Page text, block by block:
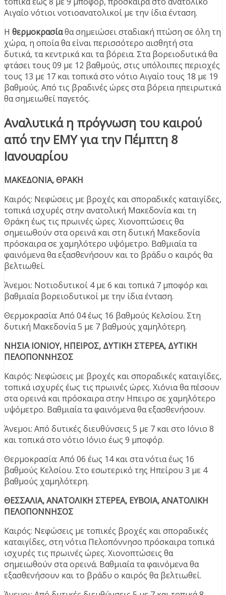
Αιγαίο νότιοι νοτιοανατολικοί με την ίδια ένταση.
Η θερμοκρασίαθα σημειώσει σταδιακή πτώση σε όλη τη
χώρα, η οποία θα είναι περισσότερο αισθητή στα
δυτικά, τα κεντρικά και τα βόρεια. Στα βορειοδυτικά θα
φτάσει τους 09 με 12 βαθμούς, στις υπόλοιπες περιοχές
τους 13 με 17 και τοπικά στο νότιο Αιγαίο τους 18 με 19
βαθμούς. Από τις βραδινές ώρες στα βόρεια ηπειρωτικά
θα σημειωθεί παγετός.
Αναλυτικά η πρόγνωση του καιρού
από την ΕΜΥ για την Πέμπτη 8
Ιανουαρίου
ΜΑΚΕΔΟΝΙΑ, ΘΡΑΚΗ
Καιρός: Νεφώσεις με βροχές και σποραδικές καταιγίδες,
τοπικά ισχυρές στην ανατολική Μακεδονία και τη
Θράκη έως τις πρωινές ώρες. Χιονοπτώσεις θα
σημειωθούν στα ορεινά και στη δυτική Μακεδονία
πρόσκαιρα σε χαμηλότερο υψόμετρο. Βαθμιαία τα
φαινόμενα θα εξασθενήσουν και το βράδυ ο καιρός θα
βελτιωθεί.
Άνεμοι: Νοτιοδυτικοί 4 με 6 και τοπικά 7 μποφόρ και
βαθμιαία βορειοδυτικοί με την ίδια ένταση.
Θερμοκρασία: Από 04 έως 16 βαθμούς Κελσίου. Στη
δυτική Μακεδονία 5 με 7 βαθμούς χαμηλότερη.
ΝΗΣΙΑ ΙΟΝΙΟΥ, ΗΠΕΙΡΟΣ, ΔΥΤΙΚΗ ΣΤΕΡΕΑ, ΔΥΤΙΚΗ
ΠΕΛΟΠΟΝΝΗΣΟΣ
Καιρός: Νεφώσεις με βροχές και σποραδικές καταιγίδες,
τοπικά ισχυρές έως τις πρωινές ώρες. Χιόνια θα πέσουν
στα ορεινά και πρόσκαιρα στην Ηπειρο σε χαμηλότερο
υψόμετρο. Βαθμιαία τα φαινόμενα θα εξασθενήσουν.
Άνεμοι: Από δυτικές διευθύνσεις 5 με 7 και στο Ιόνιο 8
και τοπικά στο νότιο Ιόνιο έως 9 μποφόρ.
Θερμοκρασία: Από 06 έως 14 και στα νότια έως 16
βαθμούς Κελσίου. Στο εσωτερικό της Ηπείρου 3 με 4
βαθμούς χαμηλότερη.
ΘΕΣΣΑΛΙΑ, ΑΝΑΤΟΛΙΚΗ ΣΤΕΡΕΑ, ΕΥΒΟΙΑ, ΑΝΑΤΟΛΙΚΗ
ΠΕΛΟΠΟΝΝΗΣΟΣ
Καιρός: Νεφώσεις με τοπικές βροχές και σποραδικές
καταιγίδες, στη νότια Πελοπόννησο πρόσκαιρα τοπικά
ισχυρές τις πρωινές ώρες. Xιονοπτώσεις θα
σημειωθούν στα ορεινά. Βαθμιαία τα φαινόμενα θα
εξασθενήσουν και το βράδυ ο καιρός θα βελτιωθεί.